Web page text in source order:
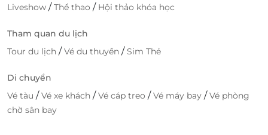
Liveshow /Thể thao / Hội thảo khóa học
Tham quan du lịch
Tour du lịch /Vé du thuyền /Sim Thẻ
Di chuyển
Vé tàu /Vé xe khách /Vé cáp treo /Vé máy bay /Vé phòng
chờ sân bay